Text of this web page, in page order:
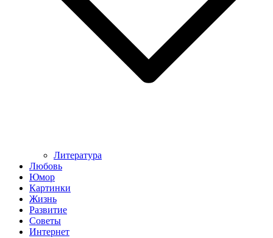
Литература
Любовь
Юмор
Картинки
Жизнь
Развитие
Советы
Интернет